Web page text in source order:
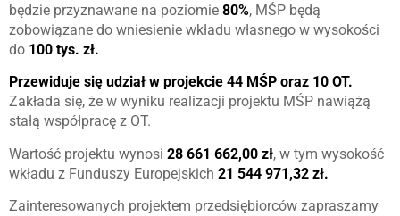
będzie przyznawane na poziomie 80%, MŚP będą
zobowiązane do wniesienie wkładu własnego w wysokości
do 100 tys. zł.
Przewiduje się udział w projekcie 44 MŚP oraz 10 OT.
Zakłada się, że w wyniku realizacji projektu MŚP nawiążą
stałą współpracę z OT.
Wartość projektu wynosi 28 661 662,00 zł, w tym wysokość
wkładu z Funduszy Europejskich 21 544 971,32 zł.
Zainteresowanych projektem przedsiębiorców zapraszamy